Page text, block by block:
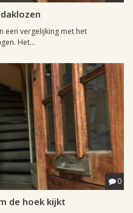
een vergelijking met het
Het...
0
de hoek kijkt